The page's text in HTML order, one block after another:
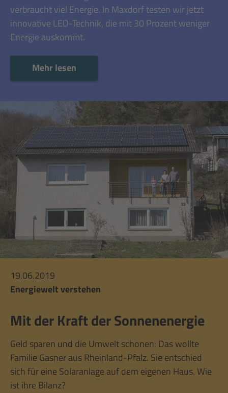
verbraucht viel Energie. In Maxdorf testen wir jetzt
innovative LED-Technik, die mit 30 Prozent weniger
Energie auskommt.
Mehr lesen
19.06.2019
Energiewelt verstehen
Mit der Kraft der Sonnenenergie
Geld sparen und die Umwelt schonen: Das wollte
Familie Gasner aus Rheinland-Pfalz. Sie entschied
sich für eine Solaranlage auf dem eigenen Haus. Wie
ist ihre Bilanz?